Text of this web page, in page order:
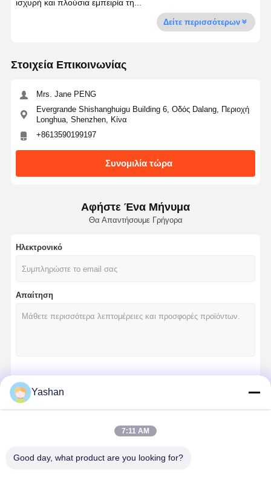
ισχυρή και πλούσια εμπειρία τη...
Δείτε περισσότερων
Στοιχεία Επικοινωνίας
Mrs. Jane PENG
Evergrande Shishanghuigu Building 6, Οδός Dalang, Περιοχή
Longhua, Shenzhen, Κίνα
+8613590199197
Συνομιλία τώρα
Αφήστε Ένα Μήνυμα
Θα Απαντήσουμε Γρήγορα
Ηλεκτρονικό
Απαίτηση
Yashan
7:11 AM
Good day, what product are you looking for?